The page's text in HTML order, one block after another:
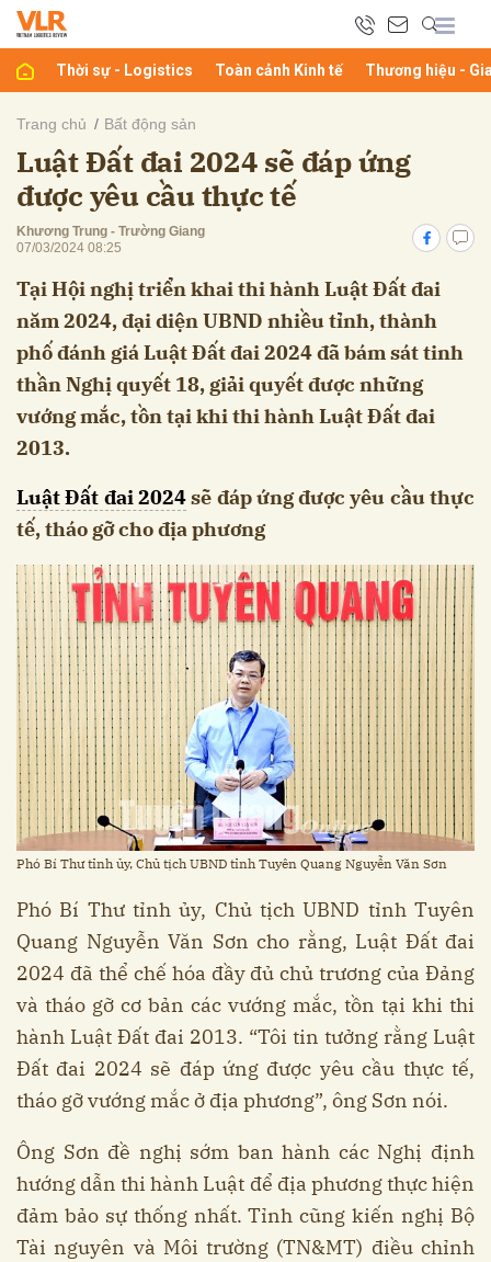
Thời sự - Logistics Toàn cảnh Kinh tế Thương hiệu -
Trang chủ Bất động sản
Luật Đất đai 2024 sẽ đáp ứng
được yêu cầu thực tế
Khương Trung - Trường Giang
07/03/2024 08:25
Tại Hội nghị triển khai thi hành Luật Đất đai
năm 2024, đại diện UBND nhiều tỉnh, thành
phố đánh giá Luật Đất đai 2024 đã bám sát tinh
thần Nghị quyết 18, giải quyết được những
vướng mắc, tồn tại khi thi hành Luật Đất đai
2013.
Luật Đất đai 2024sẽ đáp ứng được yêu cầu thực
tế, tháo gỡ cho địa phương
Phó Bí Thư tỉnh ủy, Chủ tịch UBND tỉnh Tuyên Quang Nguyễn Văn Sơn
Phó Bí Thư tỉnh ủy, Chủ tịch UBND tỉnh Tuyên
Quang Nguyễn Văn Sơn cho rằng, Luật Đất đai
2024 đã thể chế hóa đầy đủ chủ trương của Đảng
và tháo gỡ cơ bản các vướng mắc, tồn tại khi thi
hành Luật Đất đai 2013. “Tôi tin tưởng rằng Luật
Đất đai 2024 sẽ đáp ứng được yêu cầu thực tế,
tháo gỡ vướng mắc ở địa phương”, ông Sơn nói.
Ông Sơn đề nghị sớm ban hành các Nghị định
hướng dẫn thi hành Luật để địa phương thực hiện
đảm bảo sự thống nhất. Tỉnh cũng kiến nghị Bộ
Tài nguyên và Môi trường (TN&MT) điều chỉnh
luận
Hủy